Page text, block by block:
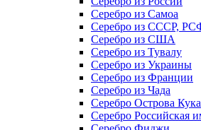
Серебро из Самоа
Серебро из СССР,
Серебро из США
Серебро из Тувалу
Серебро из Украины
Серебро из Франции
Серебро из Чада
Серебро Острова Кука
Серебро Российская